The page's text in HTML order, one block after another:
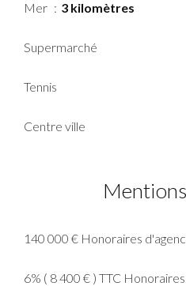
Mer 3 kilomètres
Supermarché
Tennis
Centre ville
140 000 € Honoraires
6% ( 8 400 € ) TTC